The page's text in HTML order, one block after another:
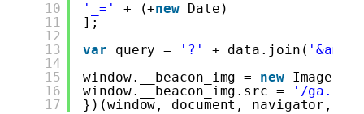
10
11
12
13
14
15
16
17
'_='
+ (+new
Date)
];
var
query = '?' + data.join( '&amp;'
window.__beacon_img = new Image();
window.__beacon_img.src =
'/ga.php'
})(window, document, navigator,